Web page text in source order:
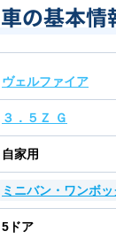
の基本情
ヴェルファイア
３．５Ｚ Ｇ
自家用
ミニバン・ワンボッ
5 ドア